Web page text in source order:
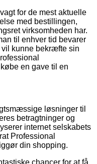
for de mest aktuelle
med bestillingen,
virksomheden har.
til enhver tid bevarer
vil kunne bekræfte sin
en gave til en
løsninger til
betragtninger og
internet selskabets
Professional
din shopping.
chancer for at få